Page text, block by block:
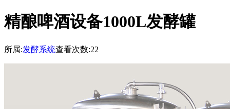
精酿啤酒设备1000L发酵罐
所属:发酵系统查看次数:22